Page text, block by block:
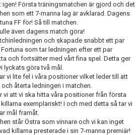
Första träningsmatchen är gjord och det
som ett 7-manna lag är avklarad. Dagens
FF för! Så till matchen.
även dagens match göra!
och skapade snabbt ett par
som tar ledningen efter ett par
och fortsätter med vårt fina spel. Detta ger
lyckats göra två mål.
vi lite fel i våra positioner vilket leder till att
återta ledningen i matchen.
att vi ska hitta våra positioner från första
exemplariskt! I och med detta så tar vi
mål framåt.
står Östra som vinnare och vi kan inget
killarna presterade i sin 7-manna premiär!